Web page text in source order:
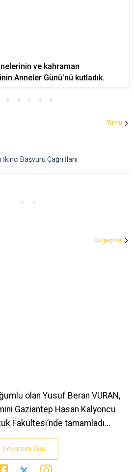
ve kahraman
Anneler Günü’nü kutladık.
Tümü
Başvuru Çağrı İlanı
Özgeçmiş
olan Yusuf Beran VURAN,
Gaziantep Hasan Kalyoncu
Fakültesi’nde tamamladı...
Devamını Oku